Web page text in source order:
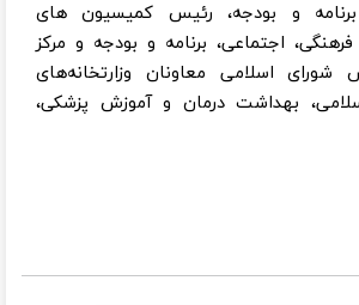
برنامه و بودجه، رئیس کمیسیون های
اجتماعی، برنامه و بودجه و مرکز
اسلامی معاونان وزارتخانه‌های
بهداشت درمان و آموزش پزشکی،